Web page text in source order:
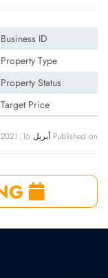
Business ID:
Property Type:
Property Status:
Target Price:
Published on أبريل 16, 2021 في 7:36 م. تحديث في مايو 31, 2026 في 2:39 م
BOOK A MEETING